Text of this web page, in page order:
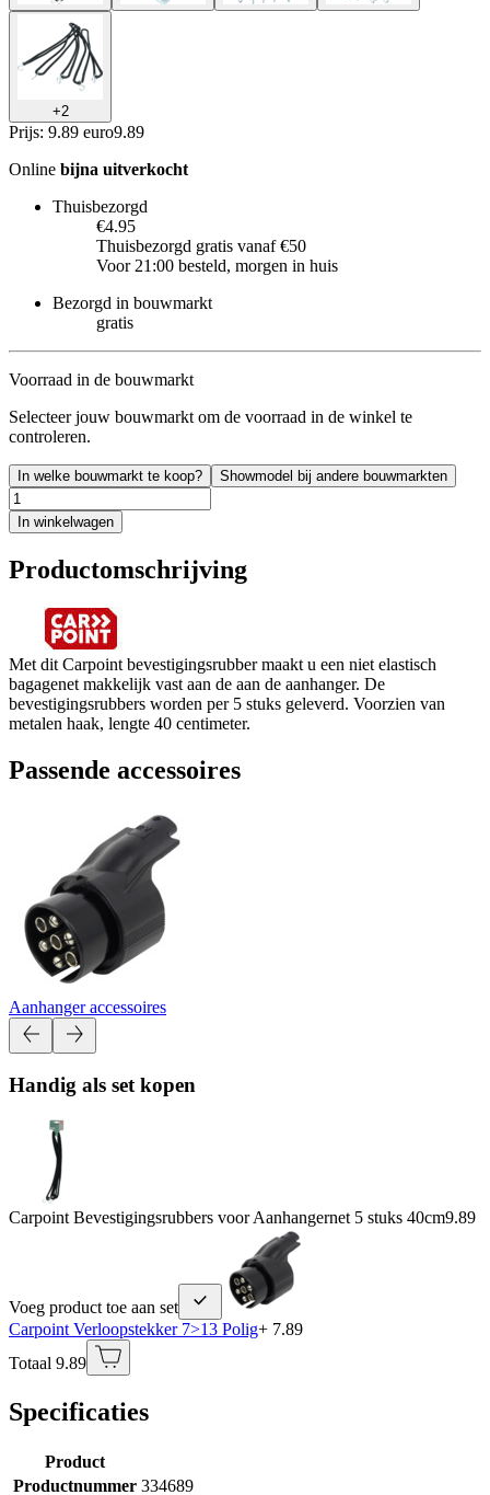
+2
Prijs: 9.89 euro9.89
Online bijna uitverkocht
Thuisbezorgd
€4.95
Thuisbezorgd gratis vanaf €50
Voor 21:00 besteld, morgen in huis
Bezorgd in bouwmarkt
gratis
Voorraad in de bouwmarkt
Selecteer jouw bouwmarkt om de voorraad in de winkel te
controleren.
In welke bouwmarkt te koop? Showmodel bij andere bouwmarkten
In winkelwagen
Productomschrijving
Met dit Carpoint bevestigingsrubber maakt u een niet elastisch
bagagenet makkelijk vast aan de aan de aanhanger. De
bevestigingsrubbers worden per 5 stuks geleverd. Voorzien van
metalen haak, lengte 40 centimeter.
Passende accessoires
Aanhanger accessoires
Handig als set kopen
Carpoint Bevestigingsrubbers voor Aanhangernet 5 stuks 40cm9.89
Voeg product toe aan set
Carpoint Verloopstekker 7>13 Polig+ 7.89
Totaal 9.89
Specificaties
Product
Productnummer 334689